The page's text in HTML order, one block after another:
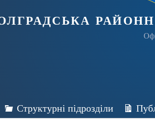
Структурні підрозділи